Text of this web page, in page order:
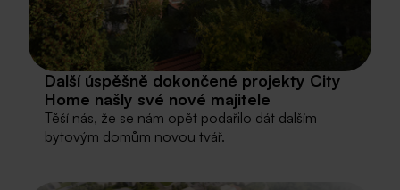
Další úspěšně dokončené projekty City
Home našly své nové majitele
Těší nás, že se nám opět podařilo dát dalším
bytovým domům novou tvář.